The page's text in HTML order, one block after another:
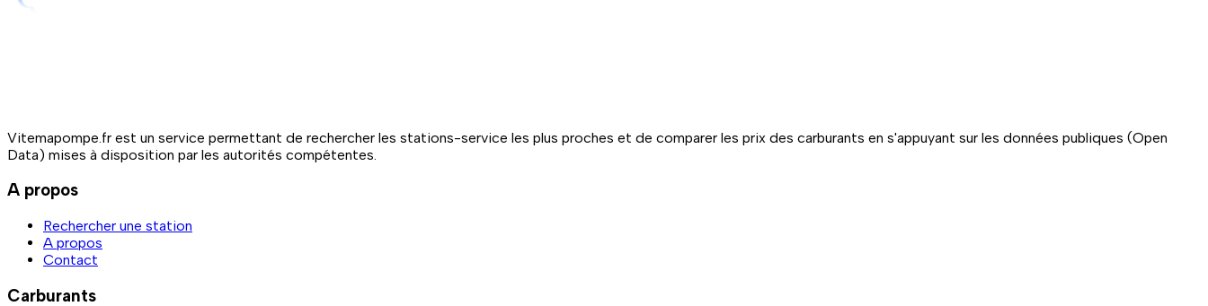
Vitemapompe.fr est un service permettant de rechercher les stations-service les plus proches et de comparer les prix des carburants en s'appuyant sur les données publiques (Open
Data) mises à disposition par les autorités compétentes.
A propos
Rechercher une station
A propos
Contact
Carburants